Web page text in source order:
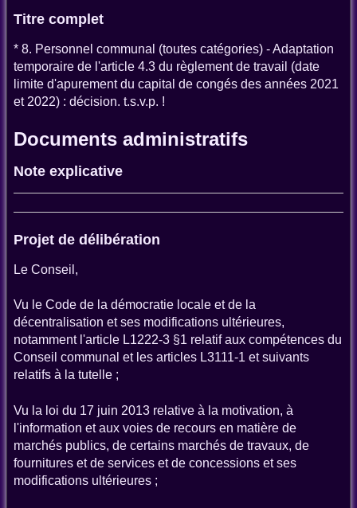
Titre complet
* 8. Personnel communal (toutes catégories) - Adaptation
temporaire de l'article 4.3 du règlement de travail (date
limite d'apurement du capital de congés des années 2021
et 2022) : décision. t.s.v.p. !
Documents administratifs
Note explicative
Projet de délibération
Le Conseil,
Vu le Code de la démocratie locale et de la
décentralisation et ses modifications ultérieures,
notamment l'article L1222-3 §1 relatif aux compétences du
Conseil communal et les articles L3111-1 et suivants
relatifs à la tutelle ;
Vu la loi du 17 juin 2013 relative à la motivation, à
l'information et aux voies de recours en matière de
marchés publics, de certains marchés de travaux, de
fournitures et de services et de concessions et ses
modifications ultérieures ;